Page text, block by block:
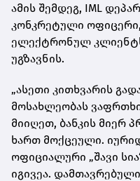
ამის შემდეგ, IML
კონკრეტული
ელექტრონულ
უგზავნის.
„ასეთი კითხვარის
მოსახლეობას
მიიღეთ, ბანკის მიერ
ხართ მოქცეული.
ოფიციალური „შავი
იგივეა.